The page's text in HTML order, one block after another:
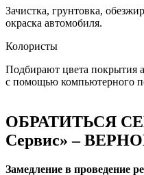
Зачистка, грунтовка,
окраска автомобиля.
Колористы
Подбирают цвета покрытия
с помощью компьютерного
ОБРАТИТЬСЯ
Сервис» –
Замедление в проведение